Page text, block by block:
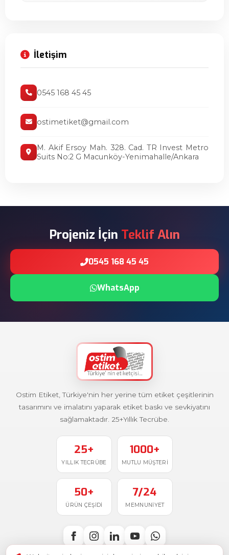
İletişim
0545 168 45 45
ostimetiket@gmail.com
M. Akif Ersoy Mah. 328. Cad. TR Invest Metro
Suits No:2 G Macunköy-Yenimahalle/Ankara
Projeniz İçin Teklif Alın
0545 168 45 45
WhatsApp
Ostim Etiket, Türkiye'nin her yerine tüm etiket çeşitlerinin
tasarımını ve imalatını yaparak etiket baskı ve sevkiyatını
sağlamaktadır. 25+Yıllık Tecrübe.
25+
YILLIK TECRÜBE
1000+
MUTLU MÜŞTERI
50+
ÜRÜN ÇEŞIDI
7/24
MEMNUNIYET